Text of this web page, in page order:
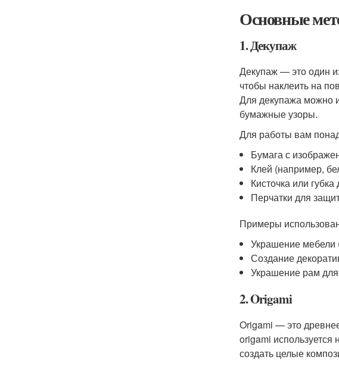
Основные
1. Декупаж
Декупаж — это один
чтобы наклеить на
Для декупажа можно
бумажные узоры.
Для работы вам
Бумага с
Клей (например,
Кисточка или
Перчатки для
Примеры
Украшение мебели
Создание
Украшение рам
2. Origami
Origami — это
origami
создать целые